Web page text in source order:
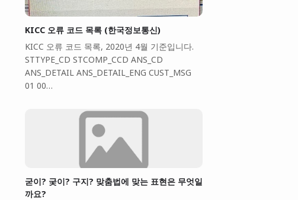
KICC 오류 코드 목록 (한국정보통신)
KICC 오류 코드 목록, 2020년 4월 기준입니다.
STTYPE_CD STCOMP_CCD ANS_CD
ANS_DETAIL ANS_DETAIL_ENG CUST_MSG
01 00…
굳이? 궂이? 구지? 맞춤법에 맞는 표현은 무엇일
까요?